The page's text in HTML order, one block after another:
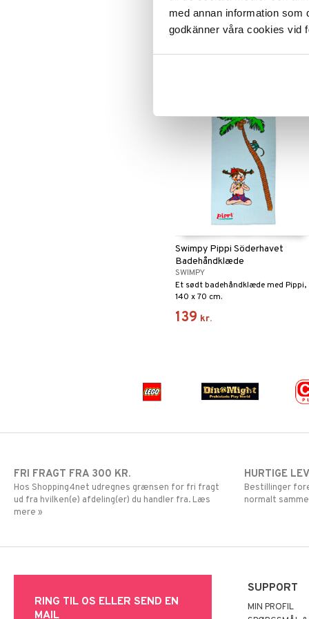
med annan information som
godkänner våra cookies vid
MUMIN
En dejlig, blød badekåbe med
329
Swimpy Pippi Söderhavet
Badehåndklæde
SWIMPY
Et sødt badehåndklæde med Pippi,
140 x 70 cm.
139 kr.
FRI FRAGT FRA 300 KR.
Hos Shopping4net udregnes grænsen for fri fragt
ud fra hvilken(e) afdeling(er) du handler fra. Læs
mere »
HURTIGE
Bestillinger
normalt
RING TIL OS ELLER SEND EN
MAIL
SUPPORT
MIN PROFIL